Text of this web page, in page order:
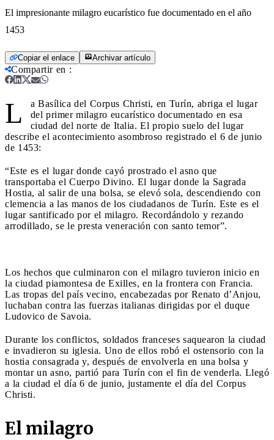
El impresionante milagro eucarístico fue documentado en el año
1453
Copiar el enlace Archivar artículo
Compartir en :
L
a Basílica del Corpus Christi, en Turín, abriga el lugar
del primer milagro eucarístico documentado en esa
ciudad del norte de Italia. El propio suelo del lugar
describe el acontecimiento asombroso registrado el 6 de junio
de 1453:
“Este es el lugar donde cayó prostrado el asno que
transportaba el Cuerpo Divino. El lugar donde la Sagrada
Hostia, al salir de una bolsa, se elevó sola, descendiendo con
clemencia a las manos de los ciudadanos de Turín. Este es el
lugar santificado por el milagro. Recordándolo y rezando
arrodillado, se le presta veneración con santo temor”.
Los hechos que culminaron con el milagro tuvieron inicio en
la ciudad piamontesa de Exilles, en la frontera con Francia.
Las tropas del país vecino, encabezadas por Renato d’Anjou,
luchaban contra las fuerzas italianas dirigidas por el duque
Ludovico de Savoia.
Durante los conflictos, soldados franceses saquearon la ciudad
e invadieron su iglesia. Uno de ellos robó el ostensorio con la
hostia consagrada y, después de envolverla en una bolsa y
montar un asno, partió para Turín con el fin de venderla. Llegó
a la ciudad el día 6 de junio, justamente el día del Corpus
Christi.
El milagro